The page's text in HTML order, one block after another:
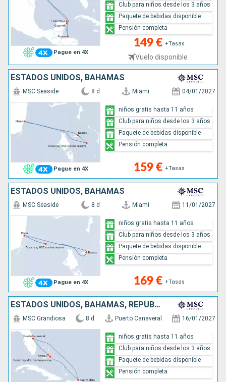
Pague en 4X
149 € +Tasas
Vuelo disponible
Club para niños desde los 3 años
Paquete de bebidas disponible
Pensión completa
ESTADOS UNIDOS, BAHAMAS
Pague en 4X
MSC Seaside 8 d Miami 04/01/2027
159 € +Tasas
niños gratis hasta 11 años
Club para niños desde los 3 años
Paquete de bebidas disponible
Pensión completa
ESTADOS UNIDOS, BAHAMAS
Pague en 4X
MSC Seaside 8 d Miami 11/01/2027
169 € +Tasas
niños gratis hasta 11 años
Club para niños desde los 3 años
Paquete de bebidas disponible
Pensión completa
ESTADOS UNIDOS, BAHAMAS, REPÚBLICA DOMINICANA
MSC Grandiosa 8 d Puerto Canaveral 16/01/2027
niños gratis hasta 11 años
Club para niños desde los 3 años
Paquete de bebidas disponible
Pensión completa